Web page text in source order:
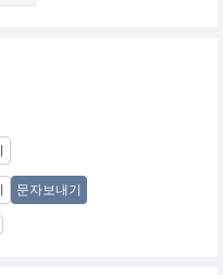
문자보내기